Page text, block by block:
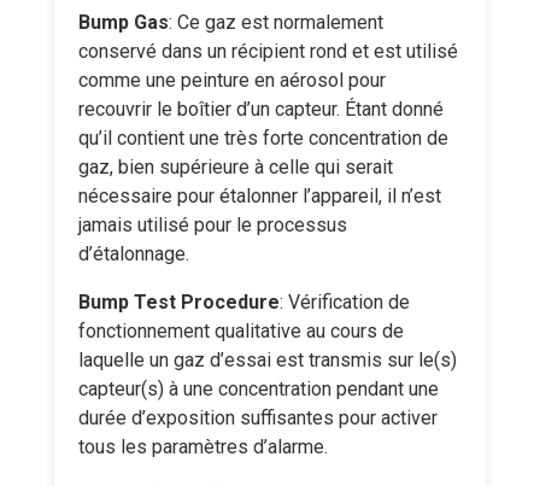
Bump Gas: Ce gaz est normalement
conservé dans un récipient rond et est utilisé
comme une peinture en aérosol pour
recouvrir le boîtier d’un capteur. Étant donné
qu’il contient une très forte concentration de
gaz, bien supérieure à celle qui serait
nécessaire pour étalonner l’appareil, il n’est
jamais utilisé pour le processus
d’étalonnage.
Bump Test Procedure: Vérification de
fonctionnement qualitative au cours de
laquelle un gaz d’essai est transmis sur le(s)
capteur(s) à une concentration pendant une
durée d’exposition suffisantes pour activer
tous les paramètres d’alarme.